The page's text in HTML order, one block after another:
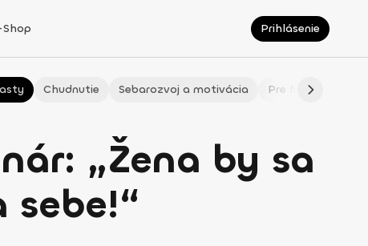
Prihlásenie
Chudnutie Sebarozvoj a motivácia Pre fitmaminky
„Žena by sa